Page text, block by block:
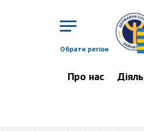
Обрати регіон
Про нас